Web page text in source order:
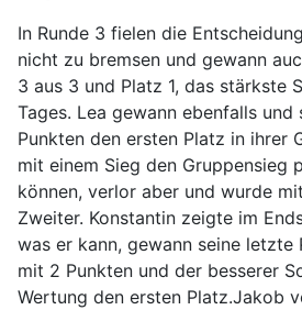
In Runde 3 fielen die
nicht zu bremsen und gewann
3 aus 3 und Platz 1, das stärkste
Tages. Lea gewann ebenfalls
Punkten den ersten Platz in ihrer
mit einem Sieg den Gruppensieg
können, verlor aber und wurde
Zweiter. Konstantin zeigte im
was er kann, gewann seine
mit 2 Punkten und der besserer
Wertung den ersten Platz.Jakob